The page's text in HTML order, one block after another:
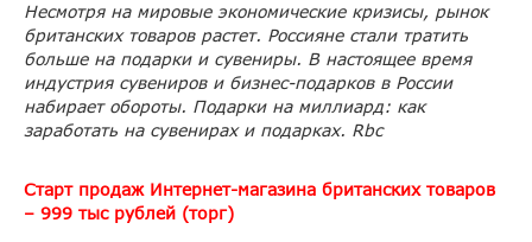
Несмотря на мировые экономические кризисы, рынок
британских товаров растет. Россияне стали тратить
больше на подарки и сувениры. В настоящее время
индустрия сувениров и бизнес-подарков в России
набирает обороты. Подарки на миллиард: как
заработать на сувенирах и подарках. Rbc
Старт продаж Интернет-магазина британских товаров
– 999 тыс рублей (торг)